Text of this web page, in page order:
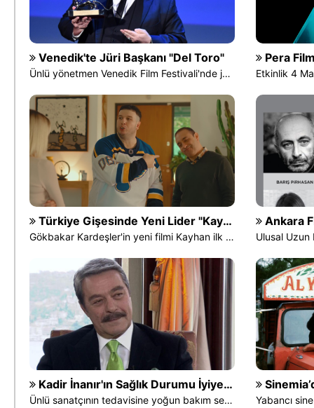
Venedik'te Jüri Başkanı "Del Toro"
Ünlü yönetmen Venedik Film Festivali'nde jüri başkanlığı yapacak.
Pera Film'den
Etkinlik 4
Türkiye Gişesinde Yeni Lider "Kayhan"
Gökbakar Kardeşler'in yeni filmi Kayhan ilk hafta sonunu lider kapattı
Ankara
Kadir İnanır'ın Sağlık Durumu İyiye Gidiyor
Ünlü sanatçının tedavisine yoğun bakım servisinde devam ediliyor
Sinemia’dan